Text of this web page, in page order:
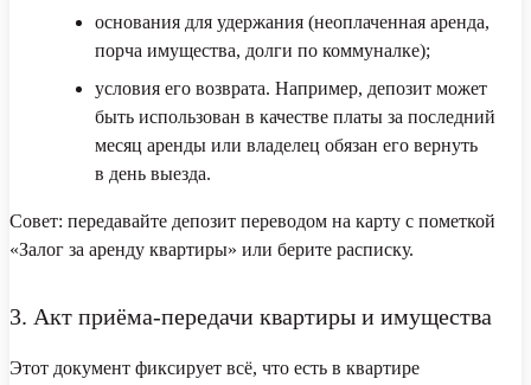
основания для удержания (неоплаченная аренда,
порча имущества, долги по коммуналке);
условия его возврата. Например, депозит может
быть использован в качестве платы за последний
месяц аренды или владелец обязан его вернуть
в день выезда.
Совет: передавайте депозит переводом на карту с пометкой
«Залог за аренду квартиры» или берите расписку.
3. Акт приёма-передачи квартиры и имущества
Этот документ фиксирует всё, что есть в квартире